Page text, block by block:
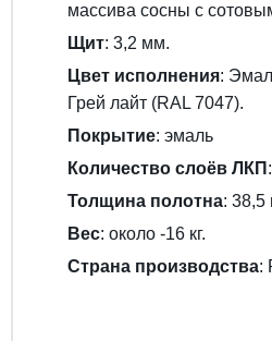
массива сосны с
Щит: 3,2 мм.
Цвет исполнения:
Грей лайт (RAL 7047).
Покрытие: эмаль
Количество слоёв ЛКП
Толщина полотна: 38,5
Вес: около -16 кг.
Страна производства: